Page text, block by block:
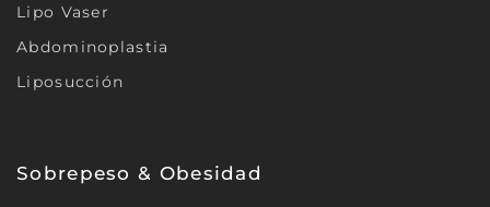
Lipo Vaser
Abdominoplastia
Liposucción
Sobrepeso & Obesidad